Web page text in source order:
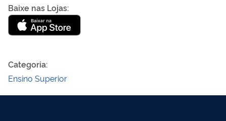
Baixe nas Lojas:
SIGAA Docente UFPB disponível no Google Play
Categoria:
Ensino Superior